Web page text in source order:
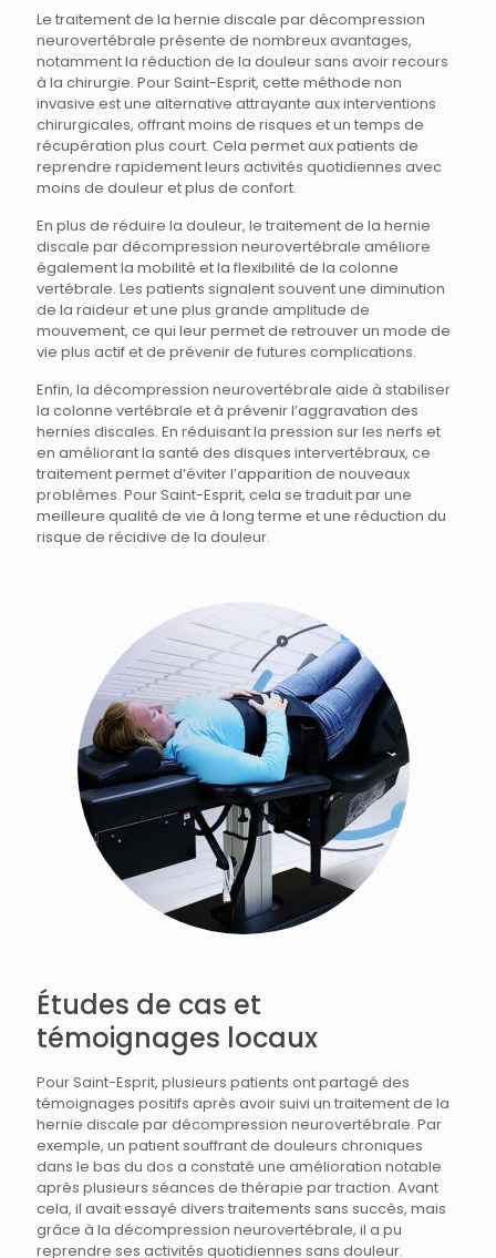
Le traitement de la hernie discale par décompression
neurovertébrale présente de nombreux avantages,
notamment la réduction de la douleur sans avoir recours
à la chirurgie. Pour Saint-Esprit, cette méthode non
invasive est une alternative attrayante aux interventions
chirurgicales, offrant moins de risques et un temps de
récupération plus court. Cela permet aux patients de
reprendre rapidement leurs activités quotidiennes avec
moins de douleur et plus de confort.
En plus de réduire la douleur, le traitement de la hernie
discale par décompression neurovertébrale améliore
également la mobilité et la flexibilité de la colonne
vertébrale. Les patients signalent souvent une diminution
de la raideur et une plus grande amplitude de
mouvement, ce qui leur permet de retrouver un mode de
vie plus actif et de prévenir de futures complications.
Enfin, la décompression neurovertébrale aide à stabiliser
la colonne vertébrale et à prévenir l’aggravation des
hernies discales. En réduisant la pression sur les nerfs et
en améliorant la santé des disques intervertébraux, ce
traitement permet d’éviter l’apparition de nouveaux
problèmes. Pour Saint-Esprit, cela se traduit par une
meilleure qualité de vie à long terme et une réduction du
risque de récidive de la douleur.
Études de cas et
témoignages locaux
Pour Saint-Esprit, plusieurs patients ont partagé des
témoignages positifs après avoir suivi un traitement de la
hernie discale par décompression neurovertébrale. Par
exemple, un patient souffrant de douleurs chroniques
dans le bas du dos a constaté une amélioration notable
après plusieurs séances de thérapie par traction. Avant
cela, il avait essayé divers traitements sans succès, mais
grâce à la décompression neurovertébrale, il a pu
reprendre ses activités quotidiennes sans douleur.